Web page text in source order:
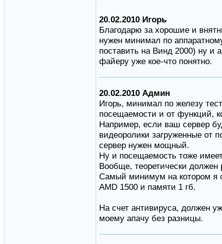
20.02.2010 Игорь
Благодарю за хорошие и
нужен минимал по
поставить на Винд 2000) ну и
файеру уже кое-что понятно.
20.02.2010 Админ
Игорь, минимал по железу
посещаемости и от функций,
Например, если ваш сервер
видеоролики загруженные от
сервер нужен мощный.
Ну и посещаемость тоже
Вообще, теоретически
Самый минимум на котором я
AMD 1500 и памяти 1 гб.
На счет антивируса, должен
моему апачу без разницы.